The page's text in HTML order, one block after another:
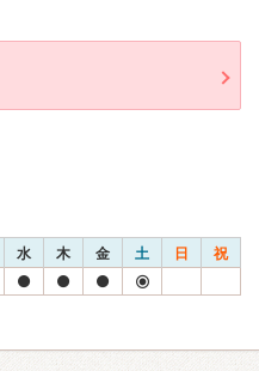
水 木 金 土 日 祝